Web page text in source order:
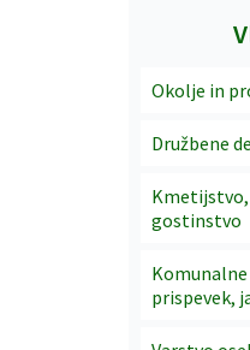
Okolje in
Družbene
gostinstvo
prispevek,